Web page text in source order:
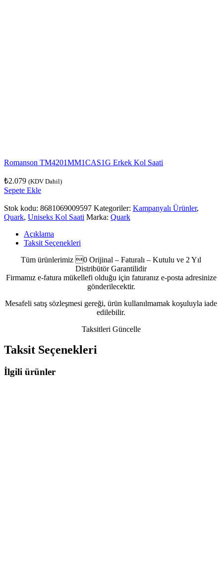
Romanson TM4201MM1CAS1G Erkek Kol Saati
₺2.079 (KDV Dahil)
Sepete Ekle
Stok kodu: 8681069009597 Kategoriler: Kampanyalı Ürünler,
Quark, Uniseks Kol Saati Marka: Quark
Açıklama
Taksit Seçenekleri
Tüm ürünlerimiz 0 Orijinal – Faturalı – Kutulu ve 2 Yıl
Distribütör Garantilidir
Firmamız e-fatura mükellefi olduğu için faturanız e-posta adresinize
gönderilecektir.
Mesafeli satış sözleşmesi gereği, ürün kullanılmamak koşuluyla iade
edilebilir.
Taksitleri Güncelle
Taksit Seçenekleri
İlgili ürünler